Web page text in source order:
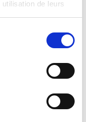
de leurs